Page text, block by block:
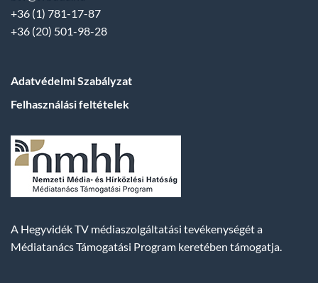
+36 (1) 781-17-87
+36 (20) 501-98-28
Adatvédelmi Szabályzat
Felhasználási feltételek
A Hegyvidék TV médiaszolgáltatási tevékenységét a
Médiatanács Támogatási Program keretében támogatja.